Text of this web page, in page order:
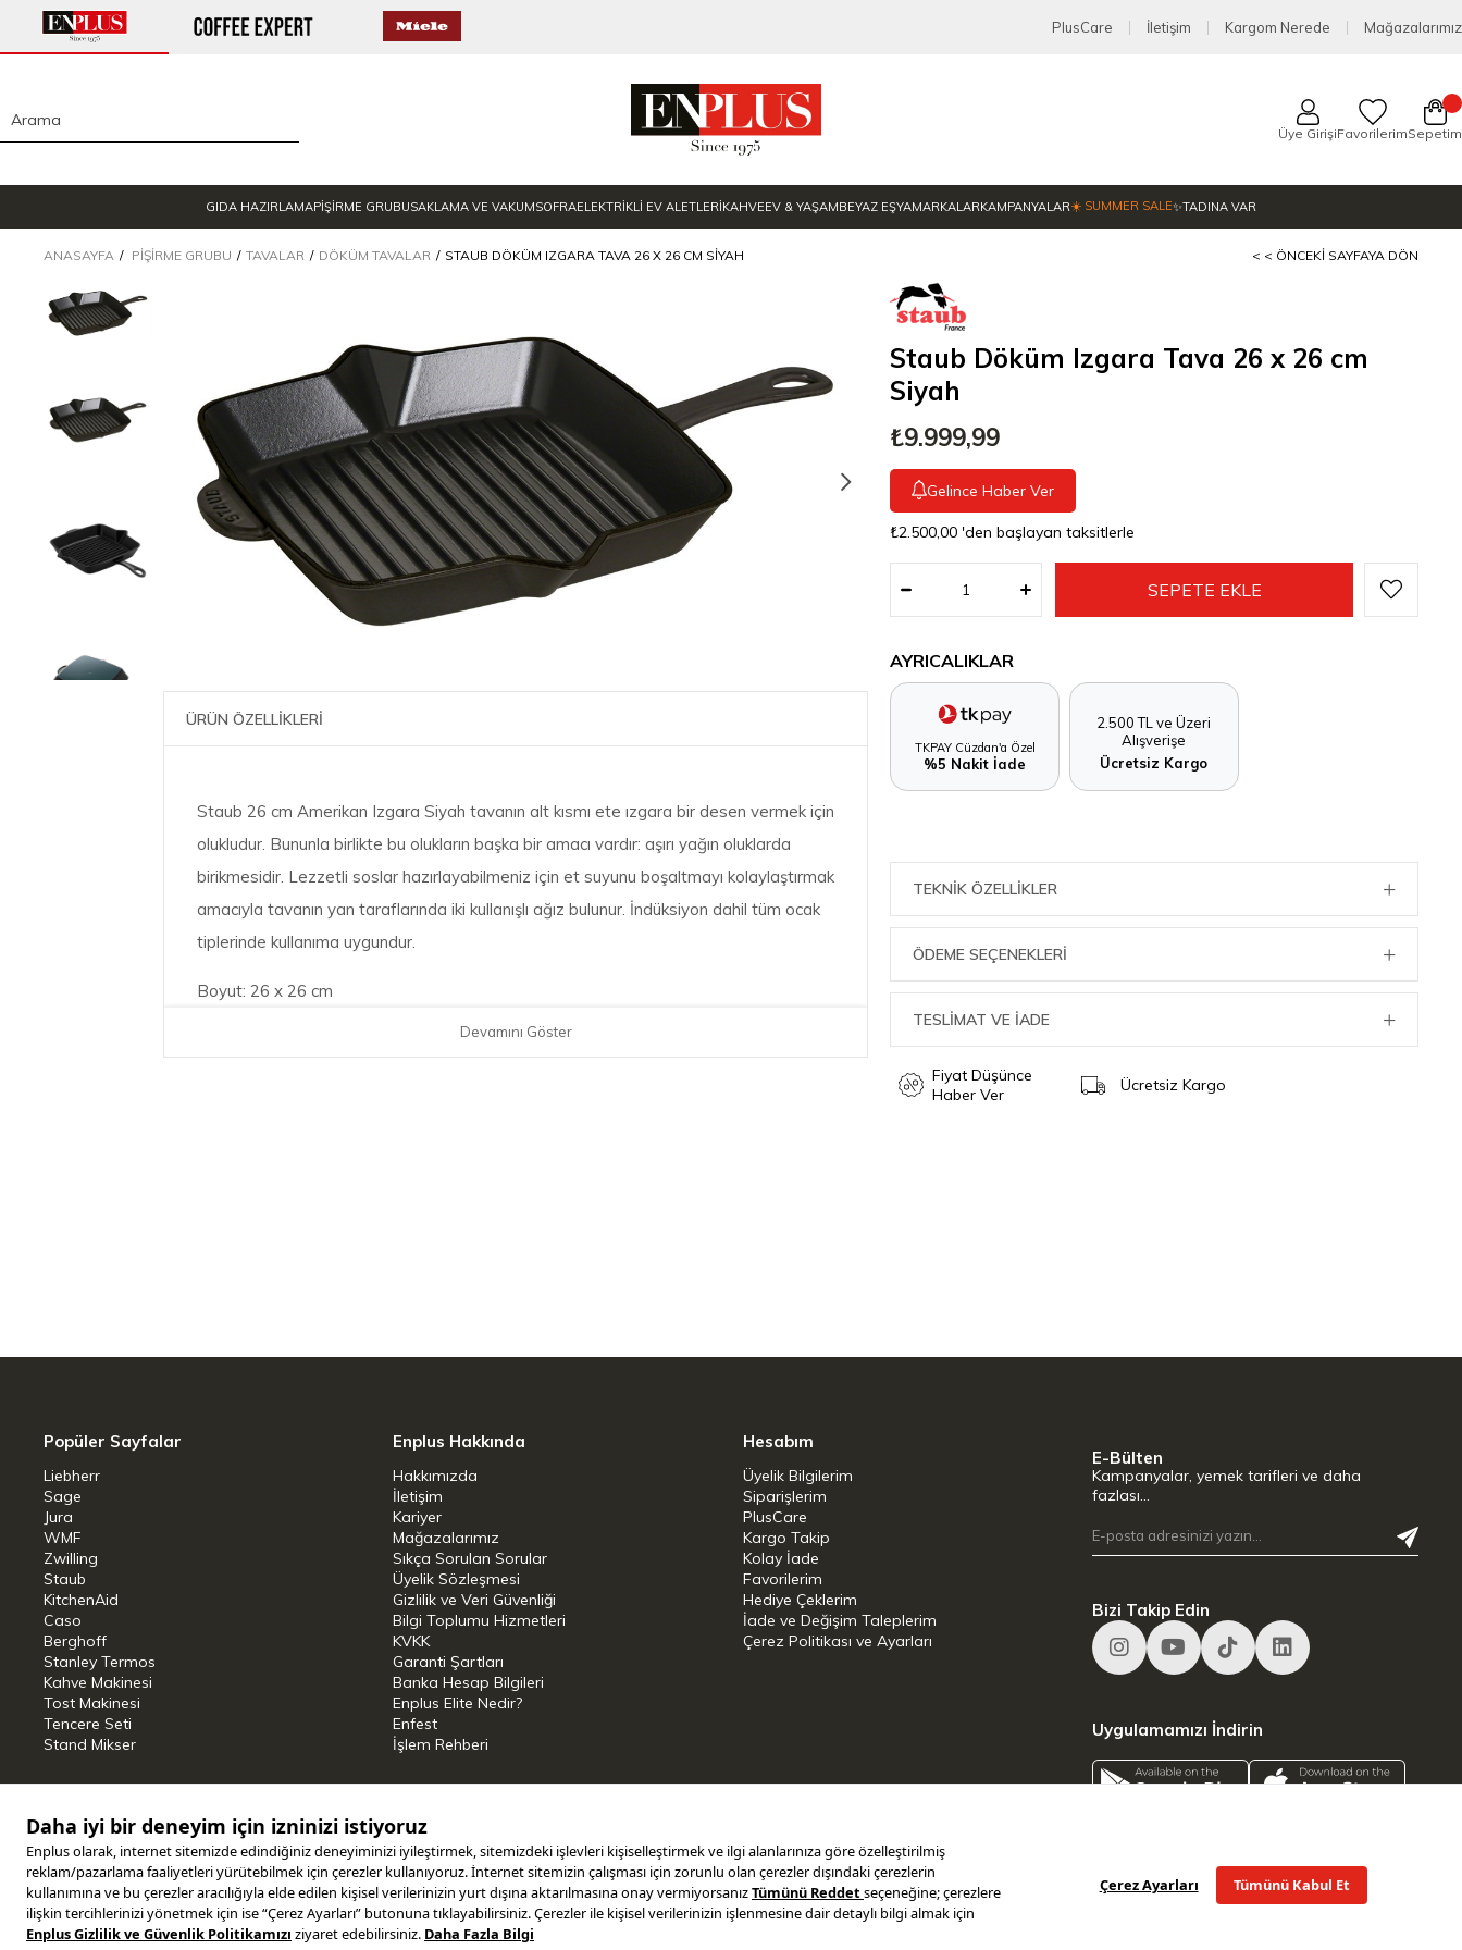
PlusCare İletişim Kargom Nerede Mağazalarımız
Üye GirişiFavorilerimSepetim
GIDA HAZIRLAMAPİŞİRME GRUBUSAKLAMA VE VAKUMSOFRAELEKTRİKLİ EV ALETLERİKAHVEEV & YAŞAMBEYAZ EŞYAMARKALARKAMPANYALAR☀️ SUMMER SALE✨TADINA VAR
ANASAYFA PIŞIRME GRUBU TAVALAR DÖKÜM TAVALAR STAUB DÖKÜM IZGARA TAVA 26 X 26 CM SIYAH < < ÖNCEKI SAYFAYA DÖN
ÜRÜN ÖZELLİKLERİ
Staub 26 cm Amerikan Izgara Siyah tavanın alt kısmı ete ızgara bir desen vermek için
olukludur. Bununla birlikte bu olukların başka bir amacı vardır: aşırı yağın oluklarda
birikmesidir. Lezzetli soslar hazırlayabilmeniz için et suyunu boşaltmayı kolaylaştırmak
amacıyla tavanın yan taraflarında iki kullanışlı ağız bulunur. İndüksiyon dahil tüm ocak
tiplerinde kullanıma uygundur.
Boyut: 26 x 26 cm
Devamını Göster
Staub Döküm Izgara Tava 26 x 26 cm
Siyah
₺9.999,99
Gelince Haber Ver
₺2.500,00 'den başlayan taksitlerle
AYRICALIKLAR
TKPAY Cüzdan'a Özel
%5 Nakit İade
2.500 TL ve Üzeri
Alışverişe
Ücretsiz Kargo
TEKNIK ÖZELLIKLER
ÖDEME SEÇENEKLERI
TESLİMAT VE İADE
Fiyat Düşünce
Haber Ver
Ücretsiz Kargo
Popüler Sayfalar
Liebherr
Sage
Jura
WMF
Zwilling
Staub
KitchenAid
Caso
Berghoff
Stanley Termos
Kahve Makinesi
Tost Makinesi
Tencere Seti
Stand Mikser
Enplus Hakkında
Hakkımızda
İletişim
Kariyer
Mağazalarımız
Sıkça Sorulan Sorular
Üyelik Sözleşmesi
Gizlilik ve Veri Güvenliği
Bilgi Toplumu Hizmetleri
KVKK
Garanti Şartları
Banka Hesap Bilgileri
Enplus Elite Nedir?
Enfest
İşlem Rehberi
Hesabım
Üyelik Bilgilerim
Siparişlerim
PlusCare
Kargo Takip
Kolay İade
Favorilerim
Hediye Çeklerim
İade ve Değişim Taleplerim
Çerez Politikası ve Ayarları
E-Bülten
Kampanyalar, yemek tarifleri ve daha
fazlası…
Bizi Takip Edin
Uygulamamızı İndirin
Copyright © 2025 ENPLUS | Tüm hakları saklıdır.